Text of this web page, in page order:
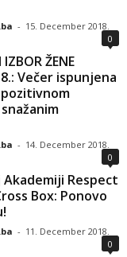
- 15. December 2018.
0
ŽENE
Večer ispunjena
- 14. December 2018.
0
Respect
Box: Ponovo
- 11. December 2018.
0